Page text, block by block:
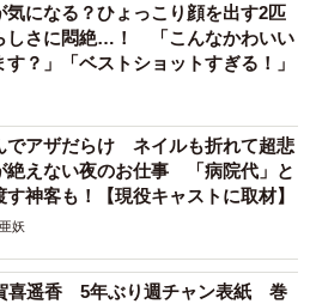
気になる？ひょっこり顔を出す2匹
しさに悶絶…！ 「こんなかわいい
？」「ベストショットすぎる！」
でアザだらけ ネイルも折れて超悲
えない夜のお仕事 「病院代」と
神客も！【現役キャストに取材】
妖
喜遥香 5年ぶり週チャン表紙 巻